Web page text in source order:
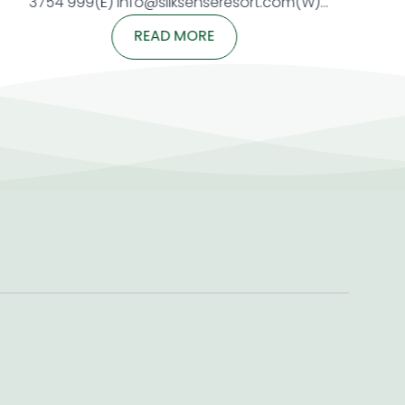
고
Upon guest’s requestPrice: 1,100,000
VND++/pax Package includes:• Elegant table
READ MORE